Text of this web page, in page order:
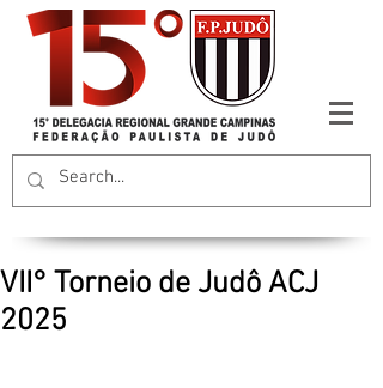
VII° Torneio de Judô ACJ
2025